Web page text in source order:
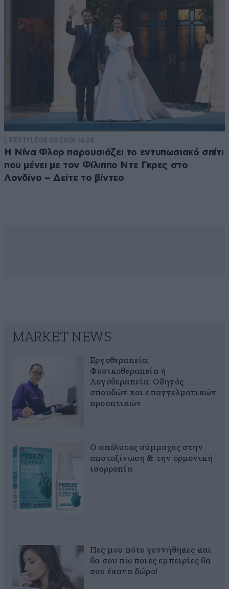
LIFESTYLE08·08·2026 16:24
Η Νίνα Φλορ παρουσιάζει το εντυπωσιακό σπίτι
που μένει με τον Φίλιππο Ντε Γκρες στο
Λονδίνο – Δείτε το βίντεο
MARKET NEWS
Εργοθεραπεία,
Φυσικοθεραπεία ή
Λογοθεραπεία; Οδηγός
σπουδών και επαγγελματικών
προοπτικών
Ο απόλυτος σύμμαχος στην
αποτοξίνωση & την ορμονική
ισορροπία
Πες μου πότε γεννήθηκες και
θα σου πω ποιες εμπειρίες θα
σου έκανα δώρο!